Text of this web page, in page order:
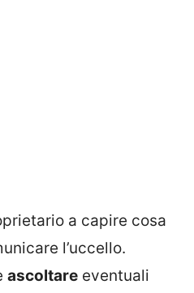
a capire cosa
l’uccello.
ascoltare eventuali